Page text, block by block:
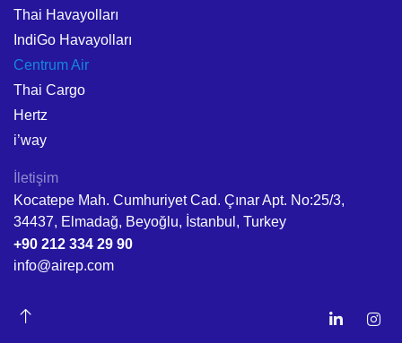
Thai Havayolları
IndiGo Havayolları
Centrum Air
Thai Cargo
Hertz
i’way
İletişim
Kocatepe Mah. Cumhuriyet Cad. Çınar Apt. No:25/3,
34437, Elmadağ, Beyoğlu, İstanbul, Turkey
+90 212 334 29 90
info@airep.com